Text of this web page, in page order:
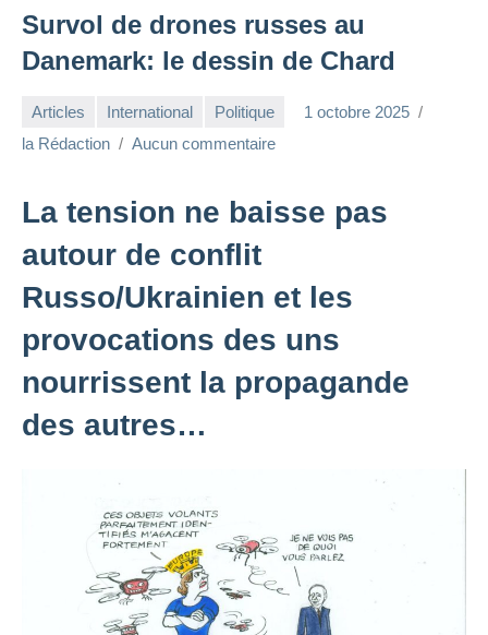
Survol de drones russes au
Danemark: le dessin de Chard
Articles International Politique
1 octobre 2025
la Rédaction
Aucun commentaire
La tension ne baisse pas
autour de conflit
Russo/Ukrainien et les
provocations des uns
nourrissent la propagande
des autres…